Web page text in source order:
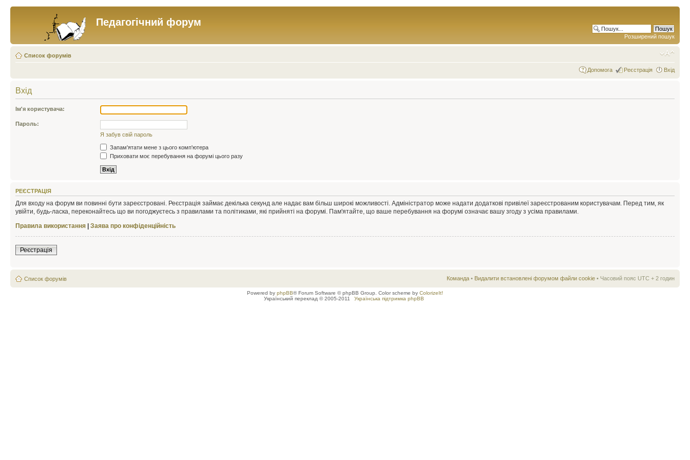
Педагогічний форум
Розширений пошук
Список форумів
Допомога Реєстрація Вхід
Вхід
Ім'я користувача:
Пароль:
Я забув свій пароль
Запам'ятати мене з цього комп'ютера
Приховати моє перебування на форумі цього разу
РЕЄСТРАЦІЯ
Для входу на форум ви повинні бути зареєстровані. Реєстрація займає декілька секунд але надає вам більш широкі можливості. Адміністратор може надати додаткові привілеї зареєстрованим користувачам. Перед тим, як
увійти, будь-ласка, переконайтесь що ви погоджуєтесь з правилами та політиками, які прийняті на форумі. Пам'ятайте, що ваше перебування на форумі означає вашу згоду з усіма правилами.
Правила використання | Заява про конфіденційність
Реєстрація
Список форумів Команда • Видалити встановлені форумом файли cookie • Часовий пояс UTC + 2 годин
Powered by phpBB® Forum Software © phpBB Group. Color scheme by ColorizeIt!
Український переклад © 2005-2011
Українська підтримка phpBB